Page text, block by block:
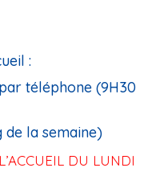
:
téléphone (9H30
la semaine)
DU LUNDI